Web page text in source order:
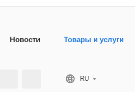
Новости Товары и услуги
RU